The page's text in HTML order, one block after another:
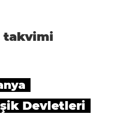
takvimi
Devletleri